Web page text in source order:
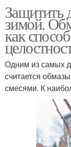
Защитить
зимой.
как
Одним из самых
считается
смесями. К